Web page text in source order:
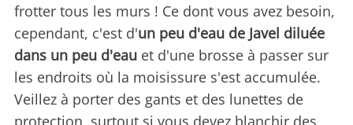
frotter tous les murs ! Ce dont vous avez besoin,
cependant, c'est d'un peu d'eau de Javel diluée
dans un peu d'eau et d'une brosse à passer sur
les endroits où la moisissure s'est accumulée.
Veillez à porter des gants et des lunettes de
protection, surtout si vous devez blanchir des